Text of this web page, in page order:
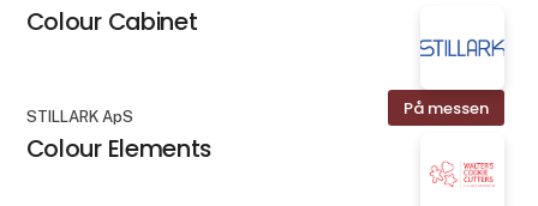
Colour Cabinet
På messen
STILLARK ApS
Colour Elements